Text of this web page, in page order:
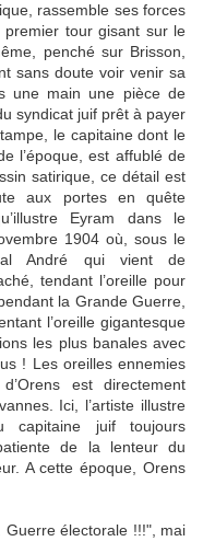
rassemble ses forces
tour gisant sur le
penché sur Brisson,
sans doute voir venir sa
une main une pièce de
syndicat juif prêt à payer
le capitaine dont le
l’époque, est affublé de
satirique, ce détail est
aux portes en quête
Eyram dans le
1904 où, sous le
André qui vient de
tendant l’oreille pour
la Grande Guerre,
l’oreille gigantesque
les plus banales avec
! Les oreilles ennemies
est directement
Ici, l’artiste illustre
capitaine juif toujours
de la lenteur du
A cette époque, Orens
électorale !!!", mai